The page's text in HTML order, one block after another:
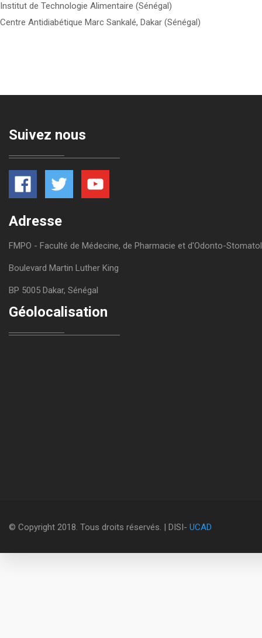
Institut de Technologie Alimentaire (Sénégal)
Centre Antidiabétique Marc Sankalé, Dakar (Sénégal)
Suivez nous
Adresse
FMPO - Faculté de Médecine, de Pharmacie et d'Odonto-
Boulevard Martin Luther King
BP 5005 Dakar, Sénégal
Géolocalisation
© Copyright 2018. Tous droits réservés. | DISI- UCAD